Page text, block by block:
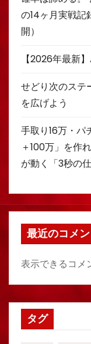
の14ヶ月実戦記
開）
【2026年最新
せどり次のステ
を広げよう
手取り16万・パ
＋100万」を作
が動く「3秒の
最近のコメン
表示できるコメ
タグ